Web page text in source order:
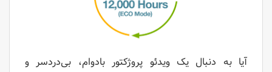
آیا به دنبال یک ویدئو پروژکتور بادوام، بی‌دردسر و